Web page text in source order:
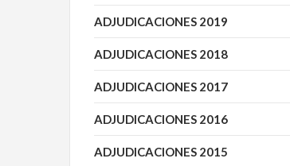
ADJUDICACIONES 2019
ADJUDICACIONES 2018
ADJUDICACIONES 2017
ADJUDICACIONES 2016
ADJUDICACIONES 2015